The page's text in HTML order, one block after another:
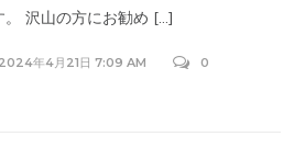
。 沢山の方にお勧め […]
2024年4月21日 7:09 AM 0